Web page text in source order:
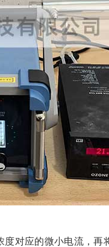
对应的微小电流，再